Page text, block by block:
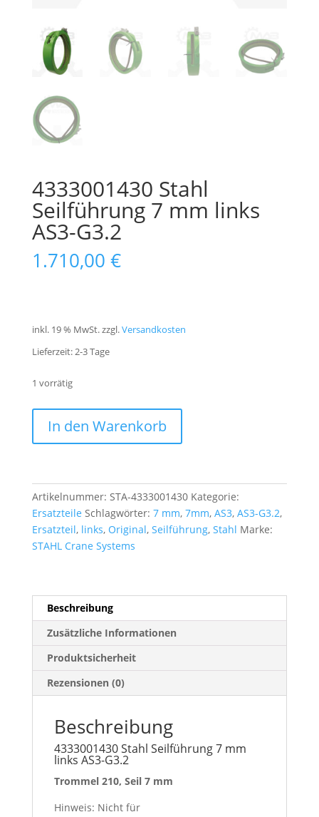
4333001430 Stahl
Seilführung 7 mm links
AS3-G3.2
1.710,00 €
inkl. 19 % MwSt.zzgl.Versandkosten
Lieferzeit:2-3 Tage
1 vorrätig
Stahl
Seilführung
mm
links
AS3-
G3.2
Menge
In den Warenkorb
r
n
a
t
:
Artikelnummer: STA-4333001430 Kategorie:
Ersatzteile Schlagwörter: 7 mm, 7mm, AS3, AS3-G3.2,
Ersatzteil, links, Original, Seilführung, Stahl Marke:
STAHL Crane Systems
Beschreibung
Zusätzliche Informationen
Produktsicherheit
Rezensionen (0)
Beschreibung
4333001430 Stahl Seilführung 7 mm
links AS3-G3.2
Trommel 210, Seil 7 mm
Hinweis: Nicht für